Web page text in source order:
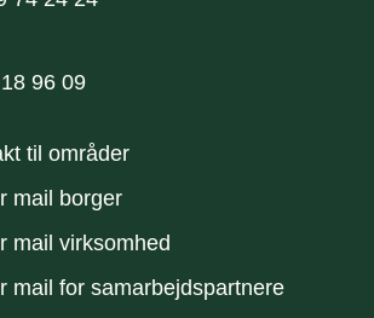
96 09
til områder
mail borger
mail virksomhed
mail for samarbejdspartnere